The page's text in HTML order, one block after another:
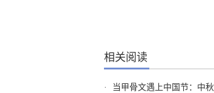
相关阅读
· 当甲骨文遇上中国节：中秋